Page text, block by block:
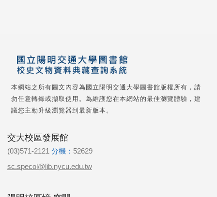
本網站之所有圖文內容為國立陽明交通大學圖書館版權所有，請
勿任意轉錄或擷取使用。為維護您在本網站的最佳瀏覽體驗，建
議您主動升級瀏覽器到最新版本。
交大校區發展館
(03)571-2121 分機： 52629
sc.specol@lib.nycu.edu.tw